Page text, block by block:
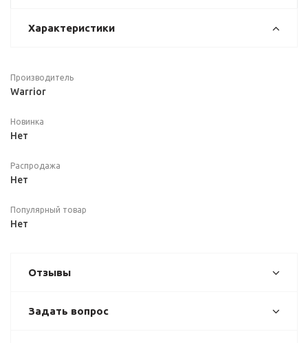
Характеристики
Производитель
Warrior
Новинка
Нет
Распродажа
Нет
Популярный товар
Нет
Отзывы
Задать вопрос